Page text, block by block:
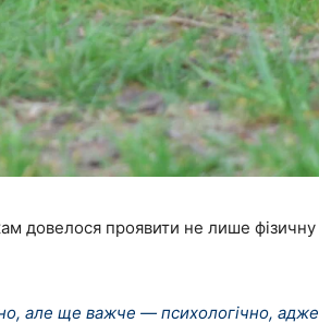
довелося проявити не лише фізичну
але ще важче — психологічно, адже